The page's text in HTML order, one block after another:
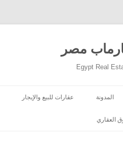
مصر
Egypt Real
المدونة عقارات للبيع والإيجار
العقاري